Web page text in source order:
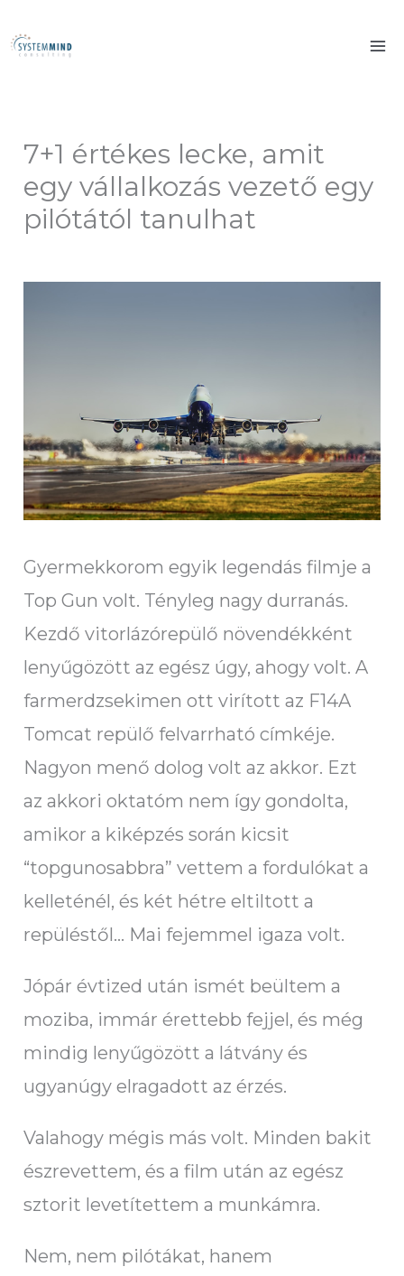
to
7+1 értékes lecke, amit
egy vállalkozás vezető egy
pilótától tanulhat
Gyermekkorom egyik legendás filmje a
Top Gun volt. Tényleg nagy durranás.
Kezdő vitorlázórepülő növendékként
lenyűgözött az egész úgy, ahogy volt. A
farmerdzsekimen ott virított az F14A
Tomcat repülő felvarrható címkéje.
Nagyon menő dolog volt az akkor. Ezt
az akkori oktatóm nem így gondolta,
amikor a kiképzés során kicsit
“topgunosabbra” vettem a fordulókat a
kelleténél, és két hétre eltiltott a
repüléstől… Mai fejemmel igaza volt.
Jópár évtized után ismét beültem a
moziba, immár érettebb fejjel, és még
mindig lenyűgözött a látvány és
ugyanúgy elragadott az érzés.
Valahogy mégis más volt. Minden bakit
észrevettem, és a film után az egész
sztorit levetítettem a munkámra.
Nem, nem pilótákat, hanem